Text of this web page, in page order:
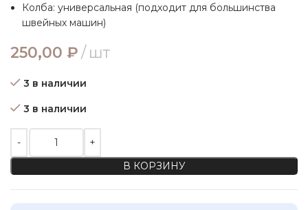
Колба: универсальная (подходит для большинства
швейных машин)
250,00 ₽ шт
3 в наличии
3 в наличии
В КОРЗИНУ